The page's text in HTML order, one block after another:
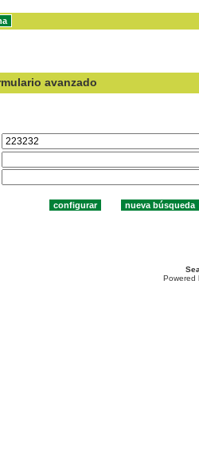
avanzado